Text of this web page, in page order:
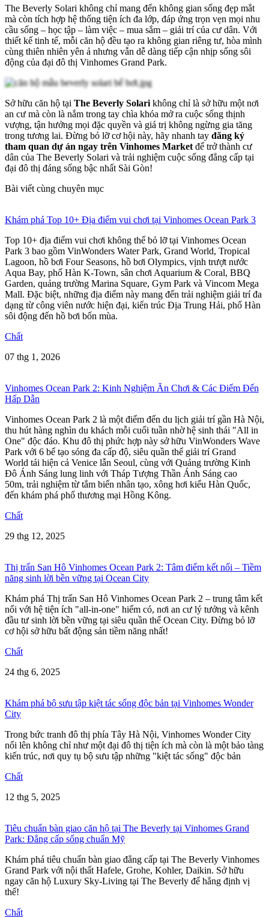
The Beverly Solari không chỉ mang đến không gian sống đẹp mắt
mà còn tích hợp hệ thống tiện ích đa lớp, đáp ứng trọn vẹn mọi nhu
cầu sống – học tập – làm việc – mua sắm – giải trí của cư dân. Với
thiết kế tinh tế, mỗi căn hộ đều tạo ra không gian riêng tư, hòa mình
cùng thiên nhiên yên ả nhưng vẫn dễ dàng tiếp cận nhịp sống sôi
động của đại đô thị Vinhomes Grand Park.
Sở hữu căn hộ tại The Beverly Solari không chỉ là sở hữu một nơi
an cư mà còn là nắm trong tay chìa khóa mở ra cuộc sống thịnh
vượng, tận hưởng mọi đặc quyền và giá trị không ngừng gia tăng
trong tương lai. Đừng bỏ lỡ cơ hội này, hãy nhanh tay đăng ký
tham quan dự án ngay trên Vinhomes Market để trở thành cư
dân của The Beverly Solari và trải nghiệm cuộc sống đẳng cấp tại
đại đô thị đáng sống bậc nhất Sài Gòn!
Bài viết cùng chuyên mục
Khám phá Top 10+ Địa điểm vui chơi tại Vinhomes Ocean Park 3
Top 10+ địa điểm vui chơi không thể bỏ lỡ tại Vinhomes Ocean
Park 3 bao gồm VinWonders Water Park, Grand World, Tropical
Lagoon, hồ bơi Four Seasons, hồ bơi Olympics, vịnh trượt nước
Aqua Bay, phố Hàn K-Town, sân chơi Aquarium & Coral, BBQ
Garden, quảng trường Marina Square, Gym Park và Vincom Mega
Mall. Đặc biệt, những địa điểm này mang đến trải nghiệm giải trí đa
dạng từ công viên nước hiện đại, kiến trúc Địa Trung Hải, phố Hàn
sôi động đến hồ bơi bốn mùa.
Chất
07 thg 1, 2026
Vinhomes Ocean Park 2: Kinh Nghiệm Ăn Chơi & Các Điểm Đến
Hấp Dẫn
Vinhomes Ocean Park 2 là một điểm đến du lịch giải trí gần Hà Nội,
thu hút hàng nghìn du khách mỗi cuối tuần nhờ hệ sinh thái "All in
One" độc đáo. Khu đô thị phức hợp này sở hữu VinWonders Wave
Park với 6 bể tạo sóng đa cấp độ, siêu quần thể giải trí Grand
World tái hiện cả Venice lẫn Seoul, cùng với Quảng trường Kinh
Đô Ánh Sáng lung linh với Tháp Tượng Thần Ánh Sáng cao
50m, trải nghiệm từ tắm biển nhân tạo, xông hơi kiểu Hàn Quốc,
đến khám phá phố thương mại Hồng Kông.
Chất
29 thg 12, 2025
Thị trấn San Hô Vinhomes Ocean Park 2: Tâm điểm kết nối – Tiềm
năng sinh lời bền vững tại Ocean City
Khám phá Thị trấn San Hô Vinhomes Ocean Park 2 – trung tâm kết
nối với hệ tiện ích "all-in-one" hiếm có, nơi an cư lý tưởng và kênh
đầu tư sinh lời bền vững tại siêu quần thể Ocean City. Đừng bỏ lỡ
cơ hội sở hữu bất động sản tiềm năng nhất!
Chất
24 thg 6, 2025
Khám phá bộ sưu tập kiệt tác sống độc bản tại Vinhomes Wonder
City
Trong bức tranh đô thị phía Tây Hà Nội, Vinhomes Wonder City
nổi lên không chỉ như một đại đô thị tiện ích mà còn là một bảo tàng
kiến trúc, nơi quy tụ bộ sưu tập những "kiệt tác sống" độc bản
Chất
12 thg 5, 2025
Tiêu chuẩn bàn giao căn hộ tại The Beverly tại Vinhomes Grand
Park: Đẳng cấp sống chuẩn Mỹ
Khám phá tiêu chuẩn bàn giao đẳng cấp tại The Beverly Vinhomes
Grand Park với nội thất Hafele, Grohe, Kohler, Daikin. Sở hữu
ngay căn hộ Luxury Sky-Living tại The Beverly để hẳng định vị
thế!
Chất